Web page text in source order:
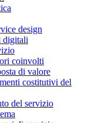
design
digitali
coinvolti
di valore
costitutivi del
del servizio